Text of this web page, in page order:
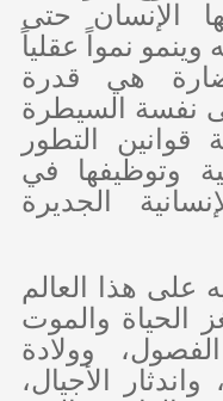
الإنسان حتى
نمواً عقلياً
هي قدرة
نفسة السيطرة
قوانين التطور
وتوظيفها في
الجديرة
على هذا العالم
والموت
وولادة
الأجيال،